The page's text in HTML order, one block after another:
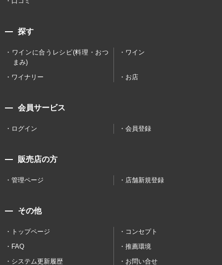
探す
ワインに合うレシピ(料理・おつ
まみ)
ワイン
ワイナリー お店
会員サービス
ログイン 会員登録
販売店の方
管理ページ 店舗新規登録
その他
トップページ
コンセプト
FAQ
推薦環境
システム更新履歴
お問い合せ